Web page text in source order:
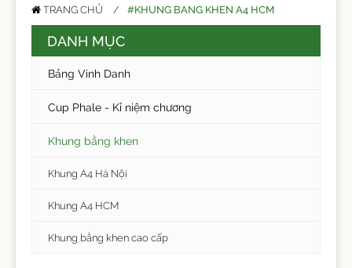
TRANG CHỦ #KHUNG BANG KHEN A4 HCM
DANH MỤC
Bảng Vinh Danh
Cup Phale - Kỉ niệm chương
Khung bằng khen
Khung A4 Hà Nội
Khung A4 HCM
Khung bằng khen cao cấp